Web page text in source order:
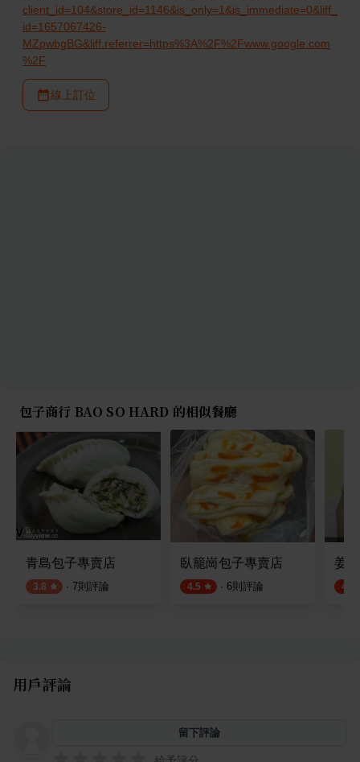
client_id=104&store_id=1146&is_only=1&is_immediate=0&liff_
id=1657067426-
MZpwbgBG&liff.referrer=https%3A%2F%2Fwww.google.com
%2F
線上訂位
包子商行 BAO SO HARD 的相似餐廳
青島包子專賣店
3.8 · 7則評論
臥籠崗包子專賣店
4.5 · 6則評論
姜
4.8
用戶評論
留下評論